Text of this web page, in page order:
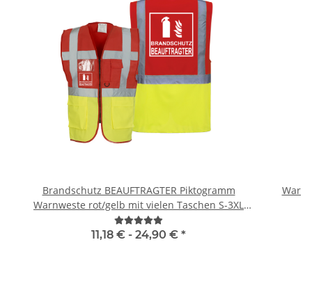
Brandschutz BEAUFTRAGTER Piktogramm
Warnweste rot/gelb mit vielen Taschen S-3XL
"BRAND22 Linie"
11,18 € - 24,90 € *